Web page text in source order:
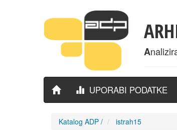
A
UPORABI PODATKE
Katalog ADP / istrah15